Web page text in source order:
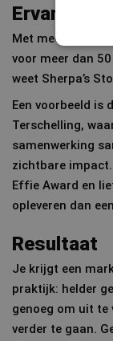
Ervaring
Met meer dan
voor meer dan
weet Sherpa’s
Een voorbeeld is
Terschelling,
samenwerking
zichtbare impact.
Effie Award en
opleveren dan
Resultaat
Je krijgt een
praktijk: helder
genoeg om uit te
verder te gaan.